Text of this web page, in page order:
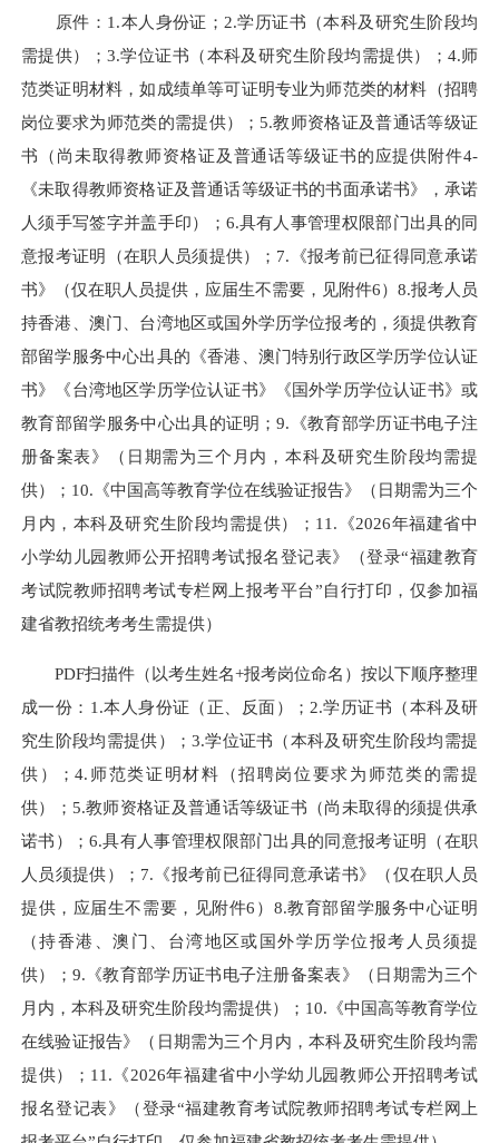
原件：1.本人身份证；2.学历证书（本科及研究生阶段均
需提供）；3.学位证书（本科及研究生阶段均需提供）；4.师
范类证明材料，如成绩单等可证明专业为师范类的材料（招聘
岗位要求为师范类的需提供）；5.教师资格证及普通话等级证
书（尚未取得教师资格证及普通话等级证书的应提供附件4-
《未取得教师资格证及普通话等级证书的书面承诺书》，承诺
人须手写签字并盖手印）；6.具有人事管理权限部门出具的同
意报考证明（在职人员须提供）；7.《报考前已征得同意承诺
书》（仅在职人员提供，应届生不需要，见附件6）8.报考人员
持香港、澳门、台湾地区或国外学历学位报考的，须提供教育
部留学服务中心出具的《香港、澳门特别行政区学历学位认证
书》《台湾地区学历学位认证书》《国外学历学位认证书》或
教育部留学服务中心出具的证明；9.《教育部学历证书电子注
册备案表》（日期需为三个月内，本科及研究生阶段均需提
供）；10.《中国高等教育学位在线验证报告》（日期需为三个
月内，本科及研究生阶段均需提供）；11.《2026年福建省中
小学幼儿园教师公开招聘考试报名登记表》（登录“福建教育
考试院教师招聘考试专栏网上报考平台”自行打印，仅参加福
建省教招统考考生需提供）
PDF扫描件（以考生姓名+报考岗位命名）按以下顺序整理
成一份：1.本人身份证（正、反面）；2.学历证书（本科及研
究生阶段均需提供）；3.学位证书（本科及研究生阶段均需提
供）；4.师范类证明材料（招聘岗位要求为师范类的需提
供）；5.教师资格证及普通话等级证书（尚未取得的须提供承
诺书）；6.具有人事管理权限部门出具的同意报考证明（在职
人员须提供）；7.《报考前已征得同意承诺书》（仅在职人员
提供，应届生不需要，见附件6）8.教育部留学服务中心证明
（持香港、澳门、台湾地区或国外学历学位报考人员须提
供）；9.《教育部学历证书电子注册备案表》（日期需为三个
月内，本科及研究生阶段均需提供）；10.《中国高等教育学位
在线验证报告》（日期需为三个月内，本科及研究生阶段均需
提供）；11.《2026年福建省中小学幼儿园教师公开招聘考试
报名登记表》（登录“福建教育考试院教师招聘考试专栏网上